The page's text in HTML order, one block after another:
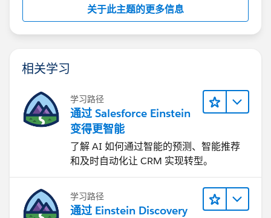
关于此主题的更多信息
相关学习
学习路径
通过 Salesforce Einstein
变得更智能
了解 AI 如何通过智能的预测、智能推荐
和及时自动化让 CRM 实现转型。
学习路径
通过 Einstein Discovery